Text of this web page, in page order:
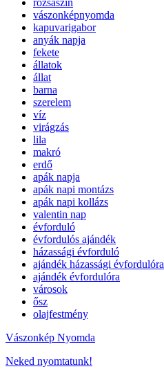
rózsaszín
vászonképnyomda
kapuvarigabor
anyák napja
fekete
állatok
állat
barna
szerelem
víz
virágzás
lila
makró
erdő
apák napja
apák napi montázs
apák napi kollázs
valentin nap
évforduló
évfordulós ajándék
házassági évforduló
ajándék házassági évfordulóra
ajándék évfordulóra
városok
ősz
olajfestmény
Vászonkép Nyomda
Neked nyomtatunk!